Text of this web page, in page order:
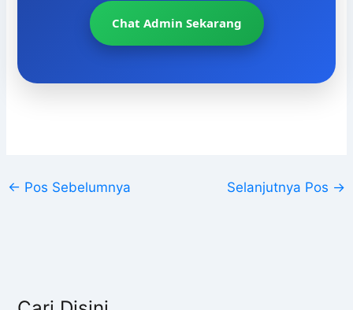
Chat Admin Sekarang
← Pos Sebelumnya Selanjutnya Pos →